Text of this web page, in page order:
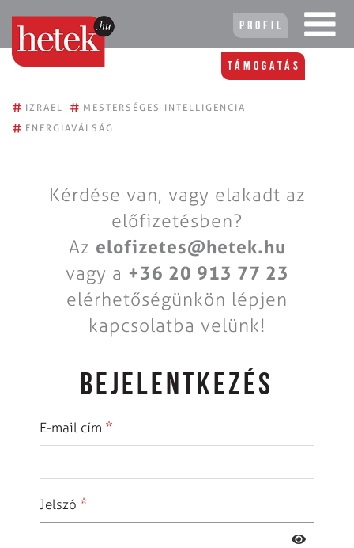
Profil
Támogatás
# IZRAEL # MESTERSÉGES INTELLIGENCIA
# ENERGIAVÁLSÁG
Kérdése van, vagy elakadt az
előfizetésben?
Az elofizetes@hetek.hu
vagy a +36 20 913 77 23
elérhetőségünkön lépjen
kapcsolatba velünk!
BEJELENTKEZÉS
E-mail cím *
Jelszó *